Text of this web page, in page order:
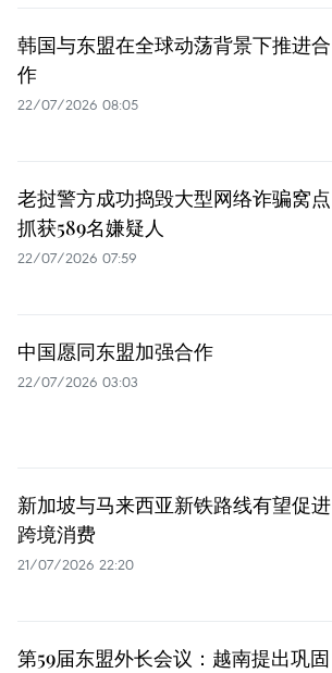
韩国与东盟在全球动荡背景下推进合
作
22/07/2026 08:05
老挝警方成功捣毁大型网络诈骗窝点
抓获589名嫌疑人
22/07/2026 07:59
中国愿同东盟加强合作
22/07/2026 03:03
新加坡与马来西亚新铁路线有望促进
跨境消费
21/07/2026 22:20
第59届东盟外长会议：越南提出巩固